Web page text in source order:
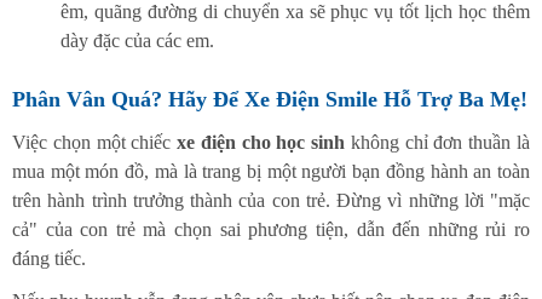
êm, quãng đường di chuyển xa sẽ phục vụ tốt lịch học thêm
dày đặc của các em.
Phân Vân Quá? Hãy Để Xe Điện Smile Hỗ Trợ Ba Mẹ!
Việc chọn một chiếcxe điện cho học sinh không chỉ đơn thuần là
mua một món đồ, mà là trang bị một người bạn đồng hành an toàn
trên hành trình trưởng thành của con trẻ. Đừng vì những lời "mặc
cả" của con trẻ mà chọn sai phương tiện, dẫn đến những rủi ro
đáng tiếc.